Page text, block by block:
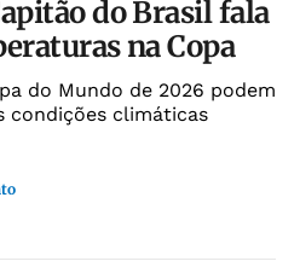
do Brasil fala
na Copa
do Mundo de 2026 podem
condições climáticas